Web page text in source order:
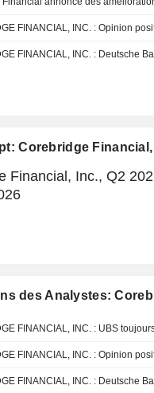
FINANCIAL, INC. : Opinion
FINANCIAL, INC. : Deutsche
Corebridge
Financial, Inc., Q2
des Analystes:
FINANCIAL, INC. : UBS
FINANCIAL, INC. : Opinion
FINANCIAL, INC. : Deutsche